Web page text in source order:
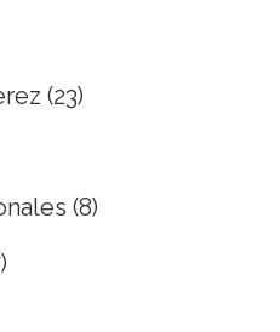
(23)
(8)